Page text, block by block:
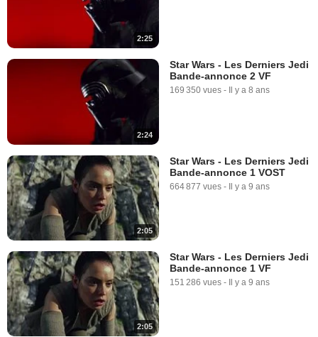
2:25
2:24
Star Wars - Les Derniers Jedi
Bande-annonce 2 VF
169 350 vues - Il y a 8 ans
2:05
Star Wars - Les Derniers Jedi
Bande-annonce 1 VOST
664 877 vues - Il y a 9 ans
2:05
Star Wars - Les Derniers Jedi
Bande-annonce 1 VF
151 286 vues - Il y a 9 ans